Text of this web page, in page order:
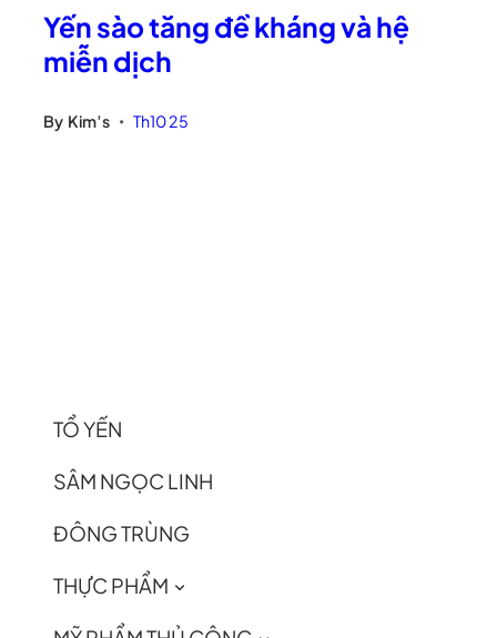
Yến sào tăng đề kháng và hệ
miễn dịch
By Kim’s • Th10 25
TỔ YẾN
SÂM NGỌC LINH
ĐÔNG TRÙNG
THỰC PHẨM